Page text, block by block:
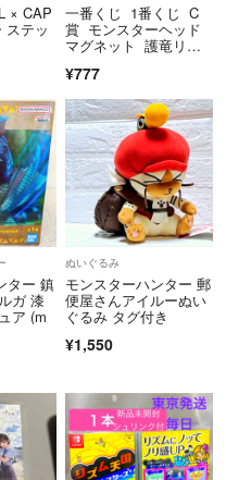
× CAP
ステッ
一番くじ 1番くじ C
賞 モンスターヘッド
マグネット 護竜リオ
¥777
ター 鎮
ガ 漆
ア (m
ぬいぐるみ
モンスターハンター 郵
便屋さんアイルーぬい
ぐるみ タグ付き
¥1,550